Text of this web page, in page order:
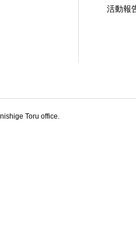
活動報
Toru office.